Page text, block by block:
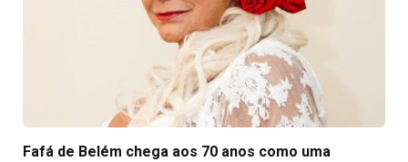
Fafá de Belém chega aos 70 anos como uma